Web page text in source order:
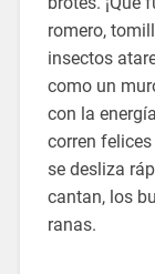
romero,
insectos
como un
con la
corren
se desliza
cantan, los
ranas.